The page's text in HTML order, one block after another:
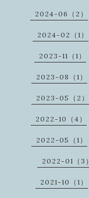
2024-06（2）
2024-02（1）
2023-11（1）
2023-08（1）
2023-05（2）
2022-10（4）
2022-05（1）
2022-01（3）
2021-10（1）